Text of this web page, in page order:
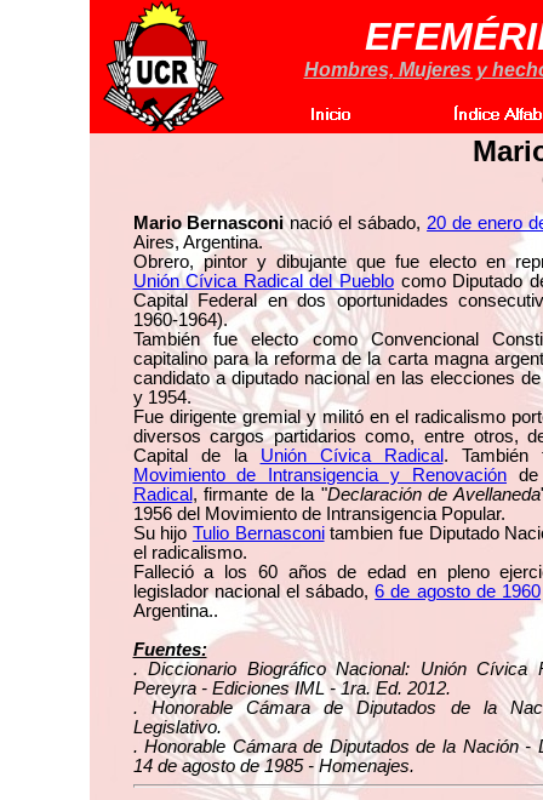
Hombres, Mujeres y
Mario Bernasconinació el sábado, 20 de enero
Aires, Argentina.
Obrero, pintor y dibujante que fue electo en
Unión Cívica Radical del Pueblo como Diputado
Capital Federal en dos oportunidades
1960-1964).
También fue electo como Convencional
capitalino para la reforma de la carta magna
candidato a diputado nacional en las elecciones
y 1954.
Fue dirigente gremial y militó en el radicalismo
diversos cargos partidarios como, entre otros,
Capital de la Unión Cívica Radical . También
Movimiento de Intransigencia y Renovación
Radical , firmante de la "Declaración de Avellaneda
1956 del Movimiento de Intransigencia Popular.
Su hijo Tulio Bernasconitambien fue Diputado
el radicalismo.
Falleció a los 60 años de edad en pleno
legislador nacional el sábado,6 de agosto de 1960
Argentina..
Fuentes:
. Diccionario Biográfico Nacional: Unión Cívica
Pereyra - Ediciones IML - 1ra. Ed. 2012.
. Honorable Cámara de Diputados de la
Legislativo.
. Honorable Cámara de Diputados de la Nación -
14 de agosto de 1985 - Homenajes.